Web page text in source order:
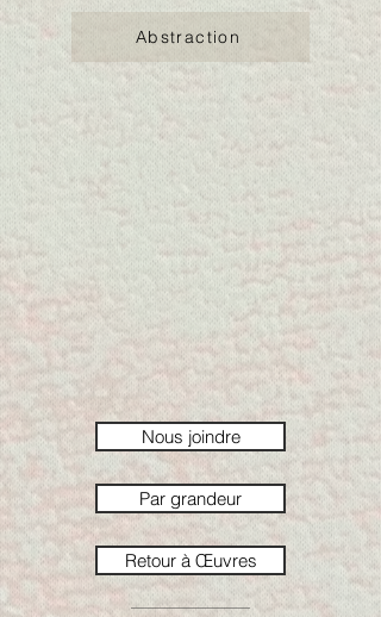
Abstraction
Nous joindre
Par grandeur
Retour à Œuvres